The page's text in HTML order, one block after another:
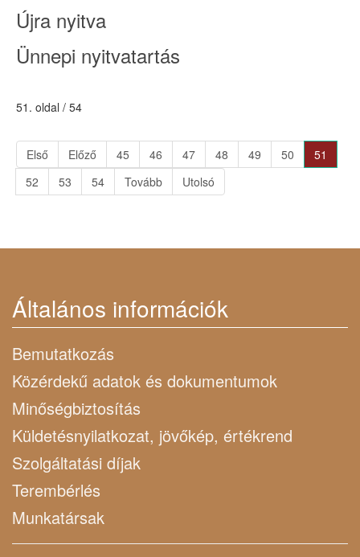
Újra nyitva
Ünnepi nyitvatartás
51. oldal / 54
Első Előző 45 46 47 48 49 50
51
52
53 54 Tovább Utolsó
Általános információk
Bemutatkozás
Közérdekű adatok és dokumentumok
Minőségbiztosítás
Küldetésnyilatkozat, jövőkép, értékrend
Szolgáltatási díjak
Terembérlés
Munkatársak